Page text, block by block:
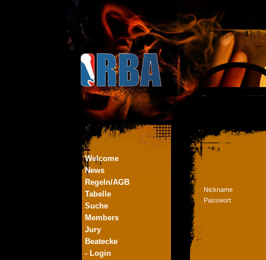
Welcome
News
Regeln/AGB
Tabelle
Suche
Members
Jury
Beatecke
- Login
Nickname
Passwort